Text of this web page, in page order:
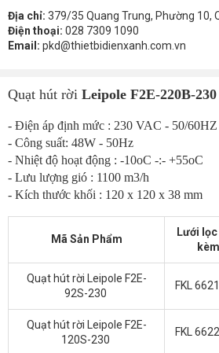
Địa chỉ: 379/35 Quang Trung, Phường 10,
Điện thoại: 028 7309 1090
Email: pkd@thietbidienxanh.com.vn
Quạt hút rời Leipole F2E-220B-230
- Điện áp định mức : 230 VAC - 50/60HZ
- Công suất: 48W - 50Hz
- Nhiệt độ hoạt động : -10oC -:- +55oC
- Lưu lượng gió : 1100 m3/h
- Kích thước khối : 120 x 120 x 38 mm
Mã Sản Phẩm
Lưới
kèm
Quạt hút rời Leipole F2E-
92S-230
FKL
Quạt hút rời Leipole F2E-
120S-230
FKL